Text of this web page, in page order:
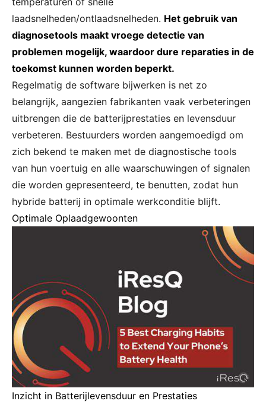
laadsnelheden/ontlaadsnelheden. Het gebruik van
diagnosetools maakt vroege detectie van
problemen mogelijk, waardoor dure reparaties in de
toekomst kunnen worden beperkt.
Regelmatig de software bijwerken is net zo
belangrijk, aangezien fabrikanten vaak verbeteringen
uitbrengen die de batterijprestaties en levensduur
verbeteren. Bestuurders worden aangemoedigd om
zich bekend te maken met de diagnostische tools
van hun voertuig en alle waarschuwingen of signalen
die worden gepresenteerd, te benutten, zodat hun
hybride batterij in optimale werkconditie blijft.
Optimale Oplaadgewoonten
Inzicht in Batterijlevensduur en Prestaties